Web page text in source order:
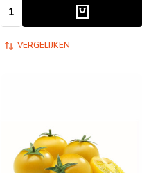
Aantal:
VERGELIJKEN